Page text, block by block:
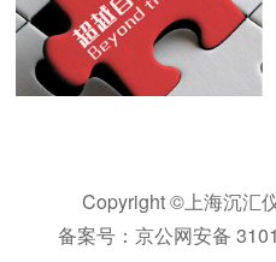
Copyright ©上海沉汇
备案号： 京公网安备